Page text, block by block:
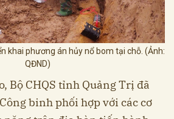
khai phương án hủy nổ bom tại chỗ. (Ảnh:
QĐND)
Bộ CHQS tỉnh Quảng Trị đã
binh phối hợp với các cơ